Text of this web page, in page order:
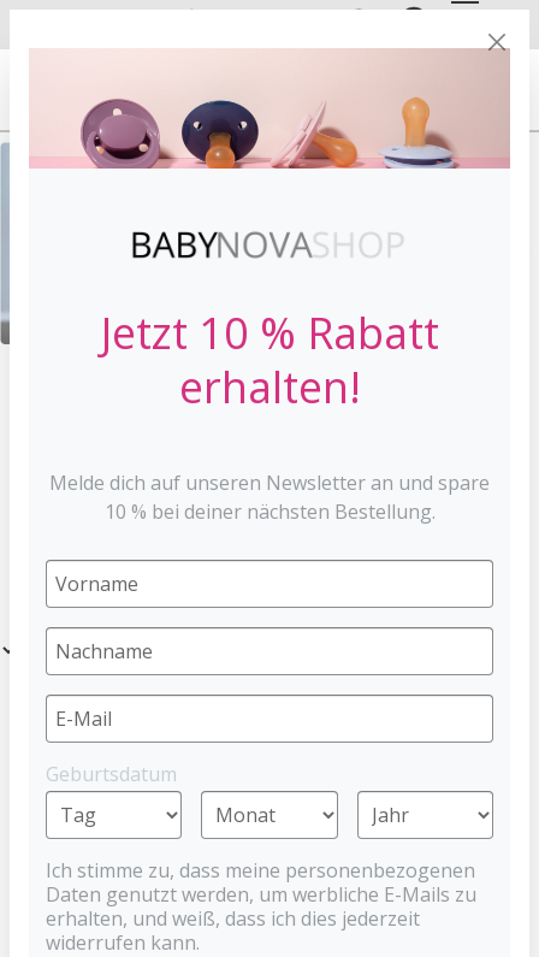
EN
SCHNULLER ZUBEHÖR
Schnuller Zubehör
Entdecke praktisches Schnuller Zubehör wie den tragbaren UVC
Sterilisator von Dentistar. Aber auch viele klassische Produkte wie
Schnullerketten und Aufbewahrungen.
Neu
Jetzt 10 % Rabatt
erhalten!
Melde dich auf unseren Newsletter an und spare
10 % bei deiner nächsten Bestellung.
Geburtsdatum
Ich stimme zu, dass meine personenbezogenen
Daten genutzt werden, um werbliche E-Mails zu
erhalten, und weiß, dass ich dies jederzeit
widerrufen kann.